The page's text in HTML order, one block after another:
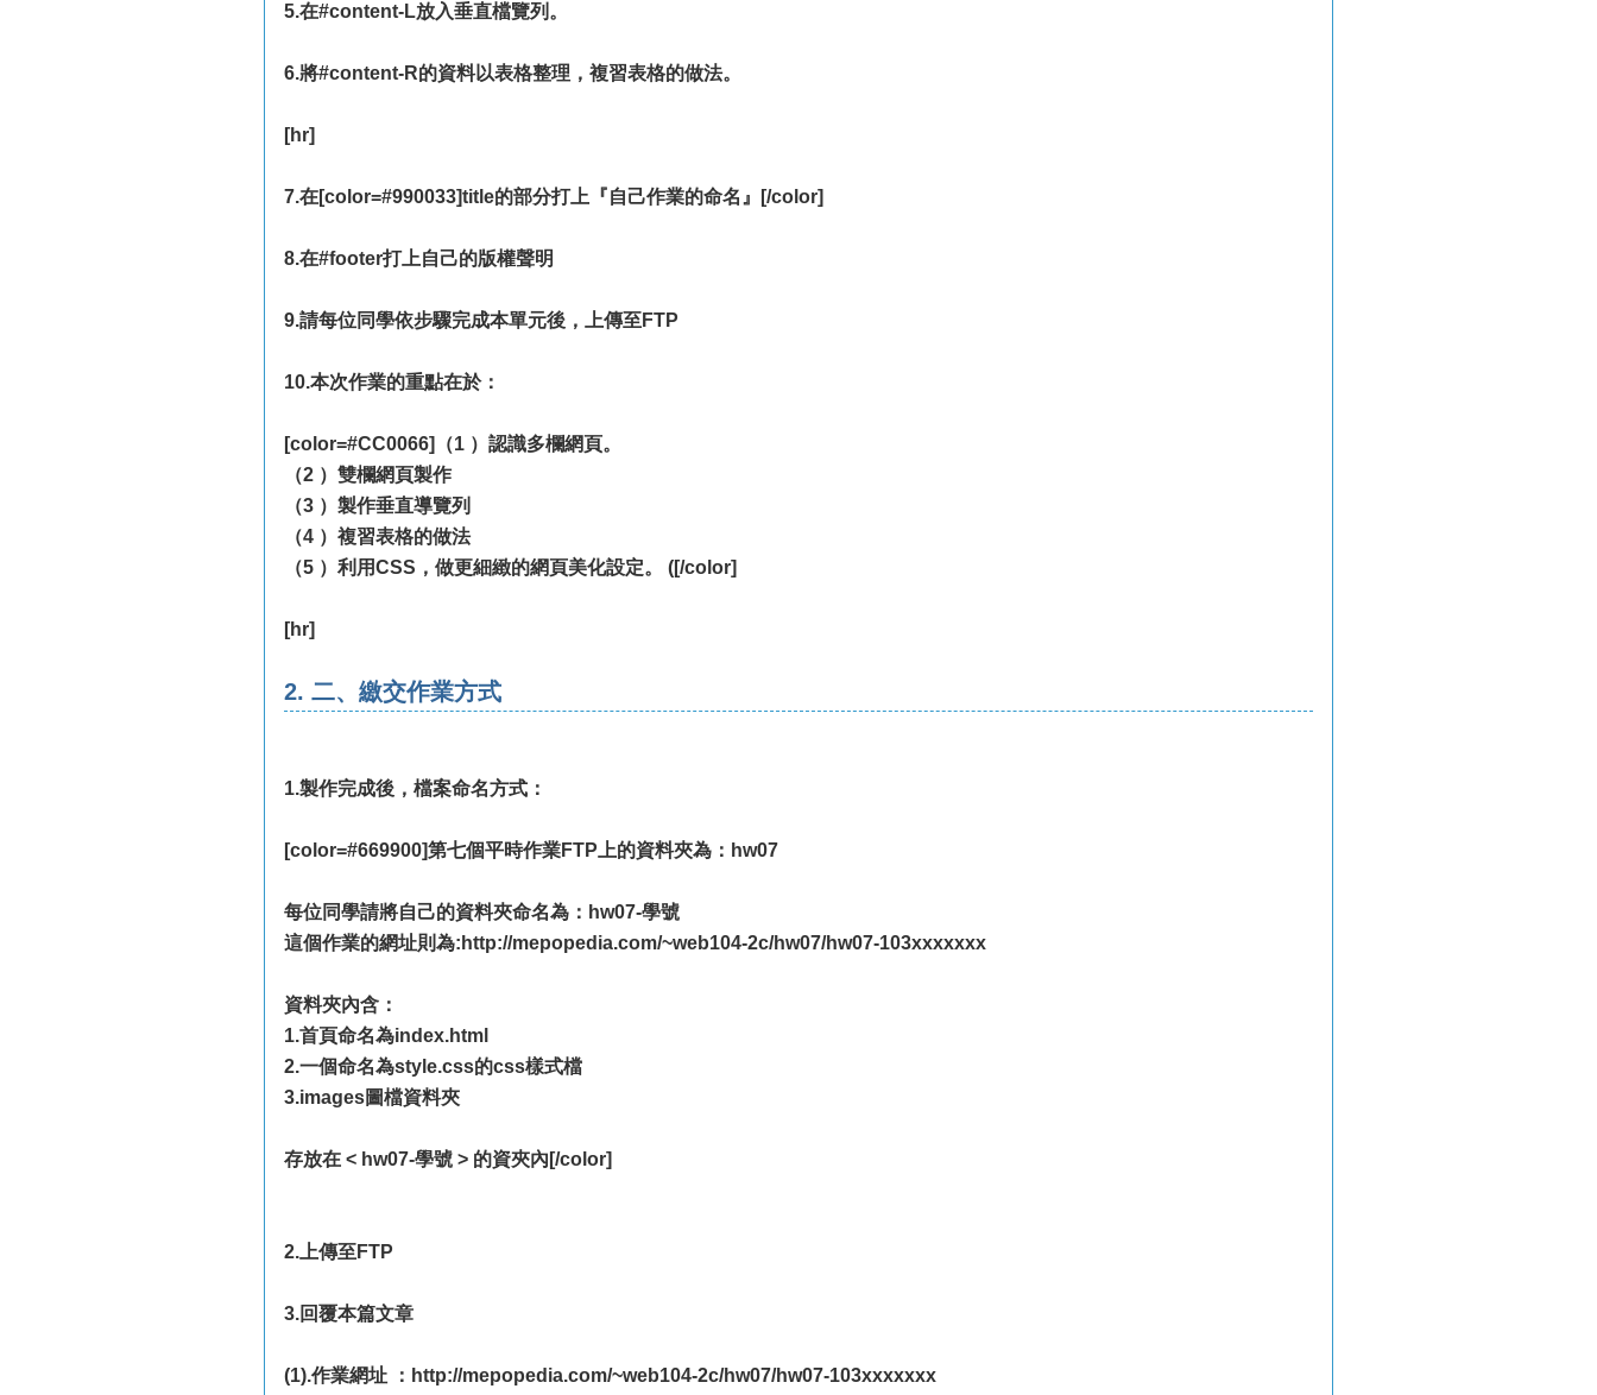
5.在#content-L放入垂直檔覽列。
6.將#content-R的資料以表格整理，複習表格的做法。
[hr]
7.在[color=#990033]title的部分打上『自己作業的命名』[/color]
8.在#footer打上自己的版權聲明
9.請每位同學依步驟完成本單元後，上傳至FTP
10.本次作業的重點在於：
[color=#CC0066]（1 ）認識多欄網頁。
（2 ）雙欄網頁製作
（3 ）製作垂直導覽列
（4 ）複習表格的做法
（5 ）利用CSS，做更細緻的網頁美化設定。 ([/color]
[hr]
2. 二、繳交作業方式
1.製作完成後，檔案命名方式：
[color=#669900]第七個平時作業FTP上的資料夾為：hw07
每位同學請將自己的資料夾命名為：hw07-學號
這個作業的網址則為:http://mepopedia.com/~web104-2c/hw07/hw07-103xxxxxxx
資料夾內含：
1.首頁命名為index.html
2.一個命名為style.css的css樣式檔
3.images圖檔資料夾
存放在 < hw07-學號 > 的資夾內[/color]
2.上傳至FTP
3.回覆本篇文章
(1).作業網址 ：http://mepopedia.com/~web104-2c/hw07/hw07-103xxxxxxx